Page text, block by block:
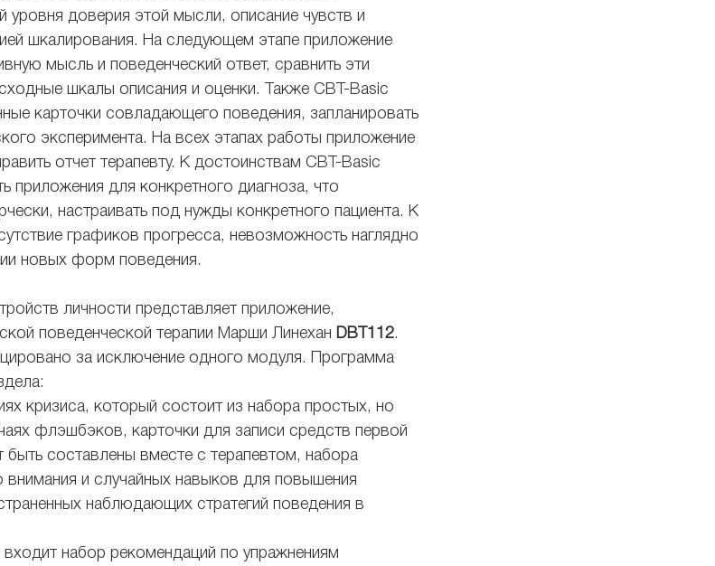
уровня доверия этой мысли, описание чувств и
шкалирования. На следующем этапе приложение
мысль и поведенческий ответ, сравнить эти
шкалы описания и оценки. Также CBT-Basic
карточки совладающего поведения, запланировать
эксперимента. На всех этапах работы приложение
отчет терапевту. К достоинствам CBT-Basic
приложения для конкретного диагноза, что
настраивать под нужды конкретного пациента. К
графиков прогресса, невозможность наглядно
новых форм поведения.
личности представляет приложение,
поведенческой терапии Марши Линехан DBT112.
за исключение одного модуля. Программа
кризиса, который состоит из набора простых, но
флэшбэков, карточки для записи средств первой
составлены вместе с терапевтом, набора
внимания и случайных навыков для повышения
наблюдающих стратегий поведения в
набор рекомендаций по упражнениям